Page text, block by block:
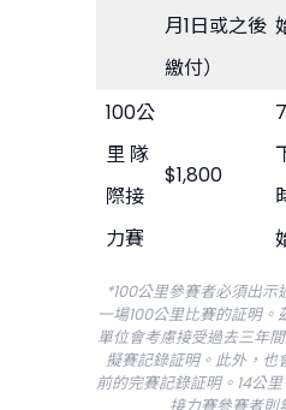
月1日或之後
繳付）
100公
里 隊
際接
力賽
$1,800
*100公里參賽者必須出
一場100公里比賽的証明。
單位會考慮接受過去三年
擬賽記錄証明。此外，也
前的完賽記錄証明。14公